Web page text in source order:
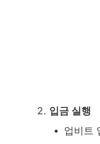
입금 실행
업비트